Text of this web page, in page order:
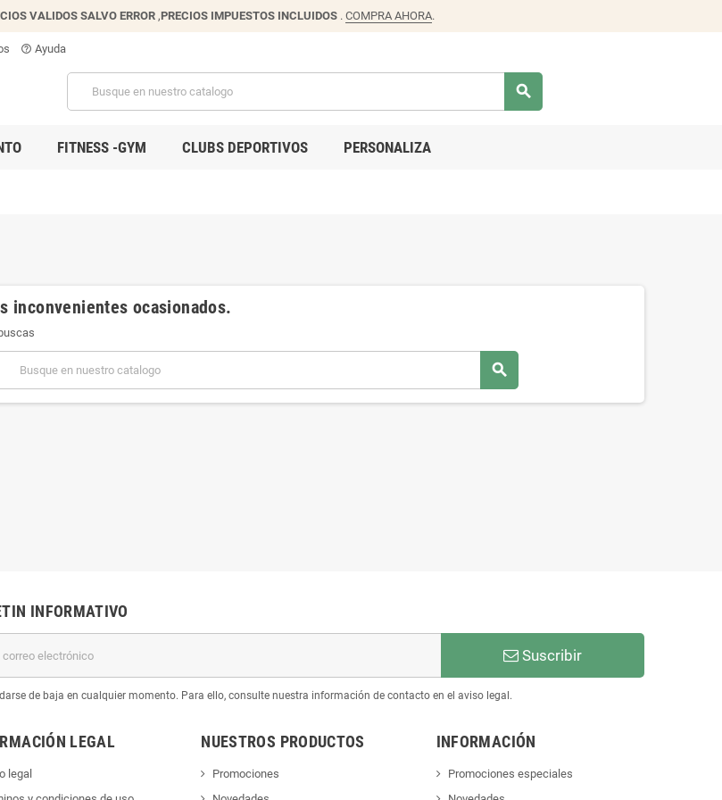
VALIDOS SALVO ERROR ,PRECIOS IMPUESTOS INCLUIDOS . COMPRA AHORA.
help_outline Ayuda
search
FITNESS -GYM CLUBS DEPORTIVOS PERSONALIZA
inconvenientes ocasionados.
search
INFORMATIVO
Suscribir
de baja en cualquier momento. Para ello, consulte nuestra información de contacto en el aviso legal.
LEGAL
legal
NUESTROS PRODUCTOS
Promociones
INFORMACIÓN
Promociones especiales